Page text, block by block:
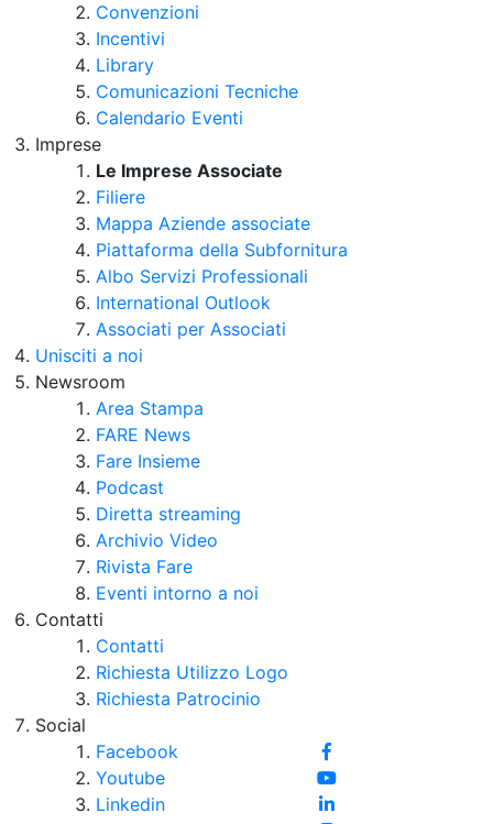
Convenzioni
Incentivi
Library
Comunicazioni Tecniche
Calendario Eventi
Imprese
Le Imprese Associate
Filiere
Mappa Aziende associate
Piattaforma della Subfornitura
Albo Servizi Professionali
International Outlook
Associati per Associati
Unisciti a noi
Newsroom
Area Stampa
FARE News
Fare Insieme
Podcast
Diretta streaming
Archivio Video
Rivista Fare
Eventi intorno a noi
Contatti
Contatti
Richiesta Utilizzo Logo
Richiesta Patrocinio
Social
Facebook
Youtube
Linkedin